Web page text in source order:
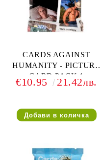
CARDS AGAINST
HUMANITY - PICTURE
CARD PACK 1
€10.95 21.42лв.